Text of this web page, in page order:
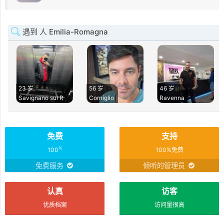
遇到 人 Emilia-Romagna
23 岁
Savignano sul R
56 岁
Corniglio
46 岁
Ravenna
免费
100%
免费服务
支持
100%免费
倾听的管理员
认真
优质档案
访客
访问量很高